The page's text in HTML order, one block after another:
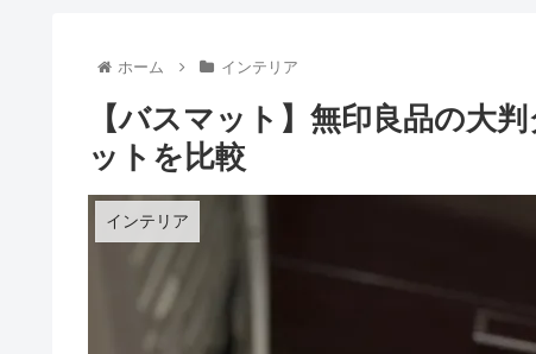
ホーム インテリア
【バスマット】無印良品の大
ットを比較
インテリア